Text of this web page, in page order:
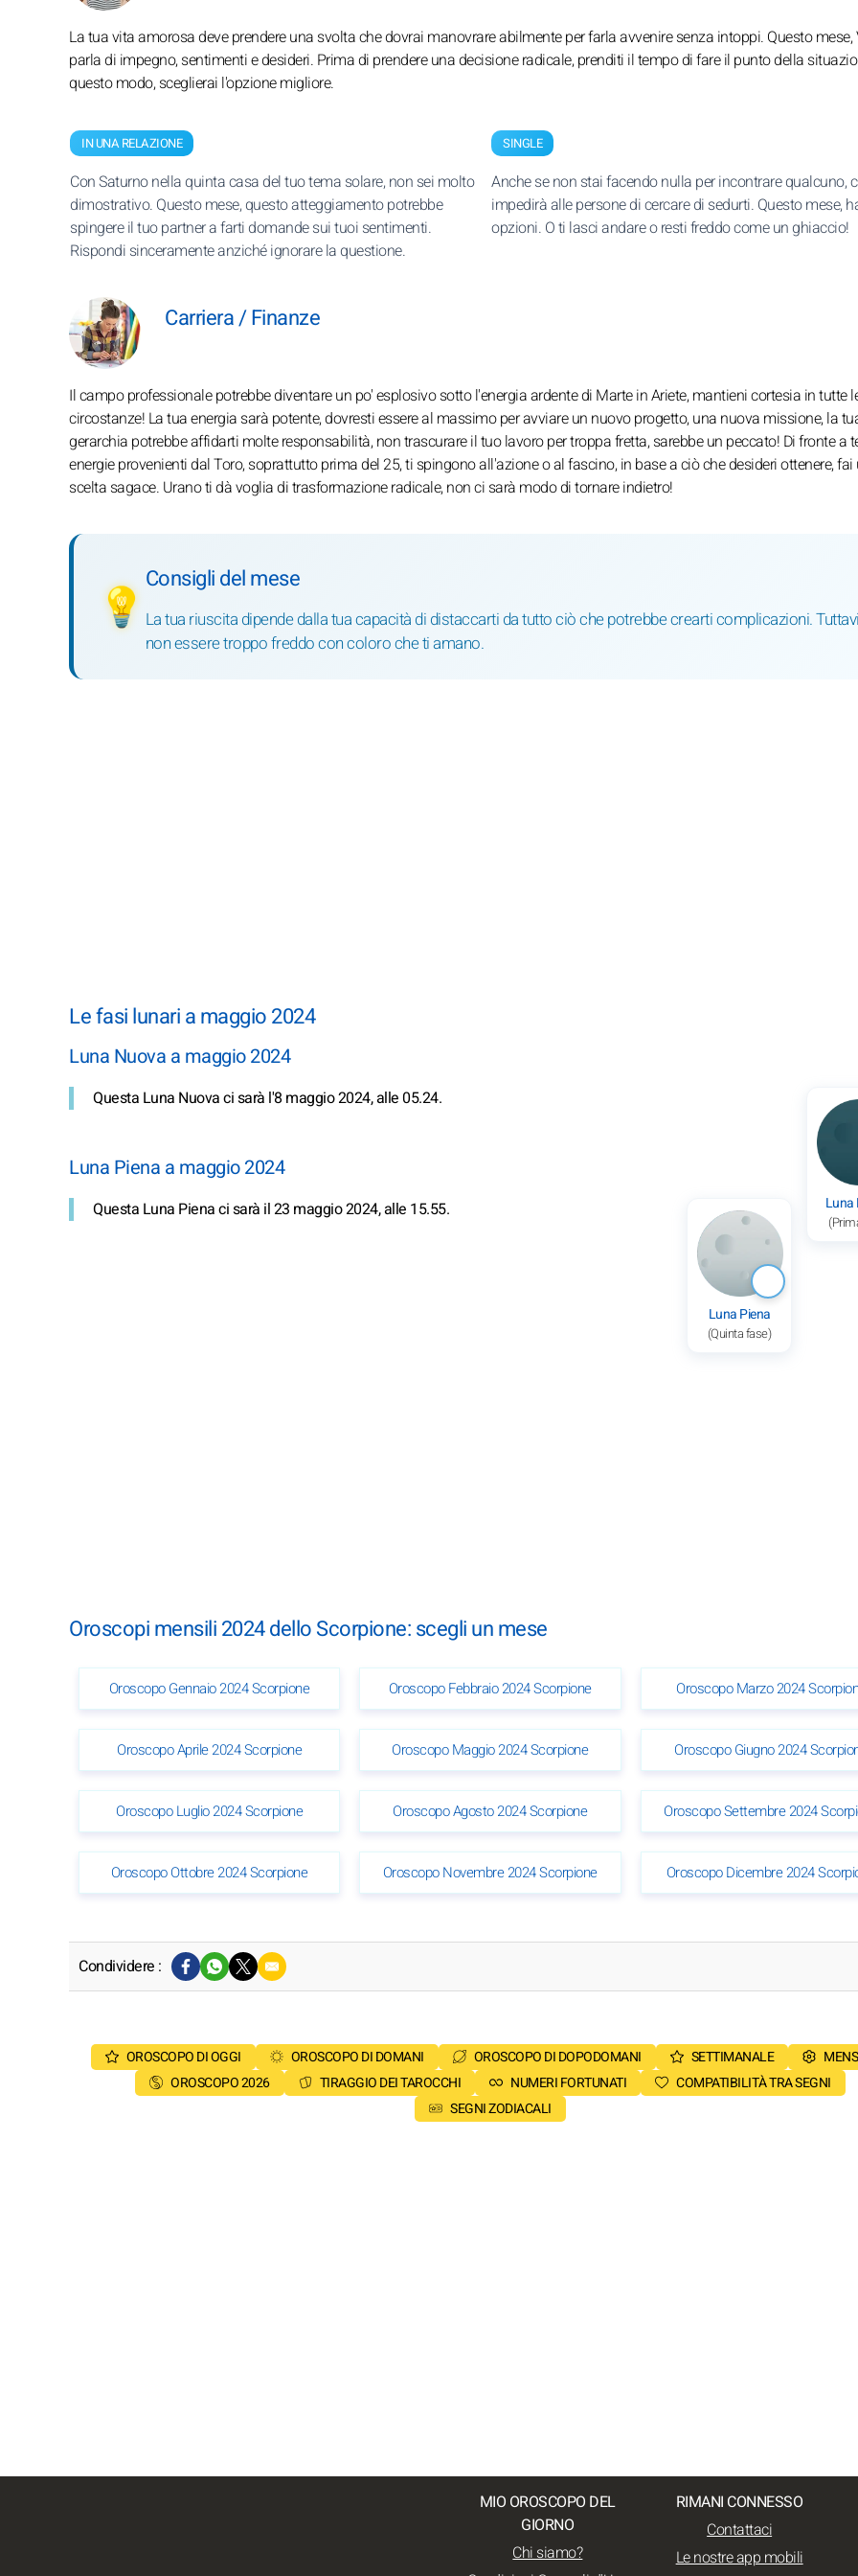
La tua vita amorosa deve prendere una svolta che dovrai manovrare abilmente per farla avvenire senza intoppi. Questo mese,
parla di impegno, sentimenti e desideri. Prima di prendere una decisione radicale, prenditi il tempo di fare il punto della
questo modo, sceglierai l'opzione migliore.
IN UNA RELAZIONE
Con Saturno nella quinta casa del tuo tema solare, non sei molto
dimostrativo. Questo mese, questo atteggiamento potrebbe
spingere il tuo partner a farti domande sui tuoi sentimenti.
Rispondi sinceramente anziché ignorare la questione.
SINGLE
Anche se non stai facendo nulla per incontrare qualcuno,
impedirà alle persone di cercare di sedurti. Questo mese,
opzioni. O ti lasci andare o resti freddo come un ghiaccio!
Carriera / Finanze
Il campo professionale potrebbe diventare un po' esplosivo sotto l'energia ardente di Marte in Ariete, mantieni cortesia in tutte
circostanze! La tua energia sarà potente, dovresti essere al massimo per avviare un nuovo progetto, una nuova missione, la
gerarchia potrebbe affidarti molte responsabilità, non trascurare il tuo lavoro per troppa fretta, sarebbe un peccato! Di fronte a
energie provenienti dal Toro, soprattutto prima del 25, ti spingono all'azione o al fascino, in base a ciò che desideri ottenere, fai
scelta sagace. Urano ti dà voglia di trasformazione radicale, non ci sarà modo di tornare indietro!
💡
Consigli del mese
La tua riuscita dipende dalla tua capacità di distaccarti da tutto ciò che potrebbe crearti complicazioni.
non essere troppo freddo con coloro che ti amano.
Le fasi lunari a maggio 2024
Luna Nuova a maggio 2024
Luna
Questa Luna Nuova ci sarà l'8 maggio 2024, alle 05.24.
Luna Piena a maggio 2024
Luna Piena
(Quinta fase)
Questa Luna Piena ci sarà il 23 maggio 2024, alle 15.55.
Oroscopi mensili 2024 dello Scorpione: scegli un mese
Oroscopo Gennaio 2024 Scorpione Oroscopo Febbraio 2024 Scorpione Oroscopo Marzo 2024
Oroscopo Aprile 2024 Scorpione Oroscopo Maggio 2024 Scorpione Oroscopo Giugno 2024
Oroscopo Luglio 2024 Scorpione Oroscopo Agosto 2024 Scorpione Oroscopo Settembre 2024
Oroscopo Ottobre 2024 Scorpione Oroscopo Novembre 2024 Scorpione Oroscopo Dicembre 2024
Condividere :
OROSCOPO DI OGGI OROSCOPO DI DOMANI OROSCOPO DI DOPODOMANI SETTIMANALE
OROSCOPO 2026
TIRAGGIO DEI TAROCCHI NUMERI FORTUNATI
COMPATIBILITÀ TRA SEGNI
SEGNI ZODIACALI
MIO OROSCOPO DEL
GIORNO
Chi siamo?
RIMANI CONNESSO
Contattaci
Le nostre app mobili